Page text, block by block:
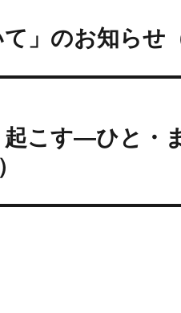
」のお知らせ
こす―ひと・